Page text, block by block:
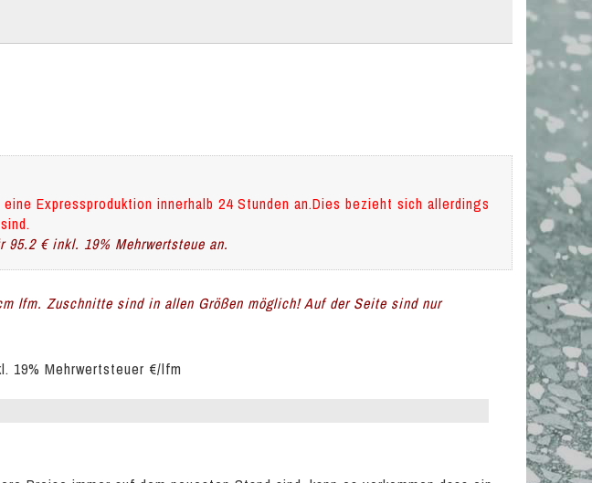
Expressproduktion innerhalb 24 Stunden an.Dies bezieht sich allerdings
€ inkl. 19% Mehrwertsteue an.
lfm. Zuschnitte sind in allen Größen möglich! Auf der Seite sind nur
19% Mehrwertsteuer €/lfm